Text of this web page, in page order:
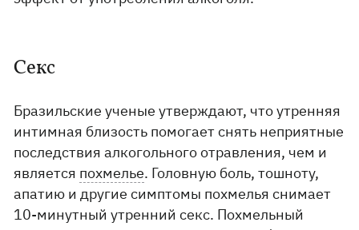
Секс
Бразильские ученые утверждают, что утренняя
интимная близость помогает снять неприятные
последствия алкогольного отравления, чем и
является похмелье. Головную боль, тошноту,
апатию и другие симптомы похмелья снимает
10-минутный утренний секс. Похмельный